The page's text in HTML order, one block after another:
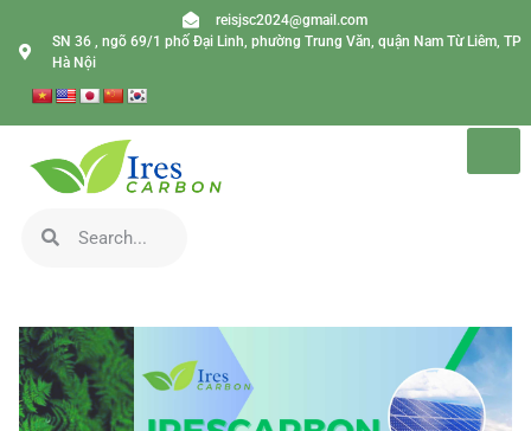
reisjsc2024@gmail.com
SN 36 , ngõ 69/1 phố Đại Linh, phường Trung Văn, quận Nam Từ Liêm, TP
Hà Nội